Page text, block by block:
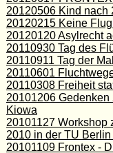
20120506 Kind nach
20120215 Keine
20120120 Asylrecht
20110930 Tag des
20110911 Tag der
20110601
20110308 Freiheit
20101206 Gedenken
Kiowa
20101127 Workshop
2010 in der TU
20101109 Frontex -